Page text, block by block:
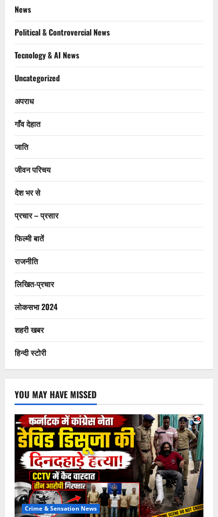
News
Political & Controvercial News
Tecnology & AI News
Uncategorized
अपराध
गाँव देहात
जाति
जीवन परिचय
देश भर से
प्रचार – प्रसार
फिल्मी बातें
राजनीति
लिखित-प्रचार
लोकसभा 2024
शहरी खबर
हिन्दी स्टोरी
YOU MAY HAVE MISSED
Crime & Sensation News